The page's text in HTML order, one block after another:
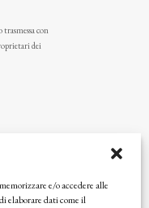
e/o accedere alle
elaborare dati come il
con
dei